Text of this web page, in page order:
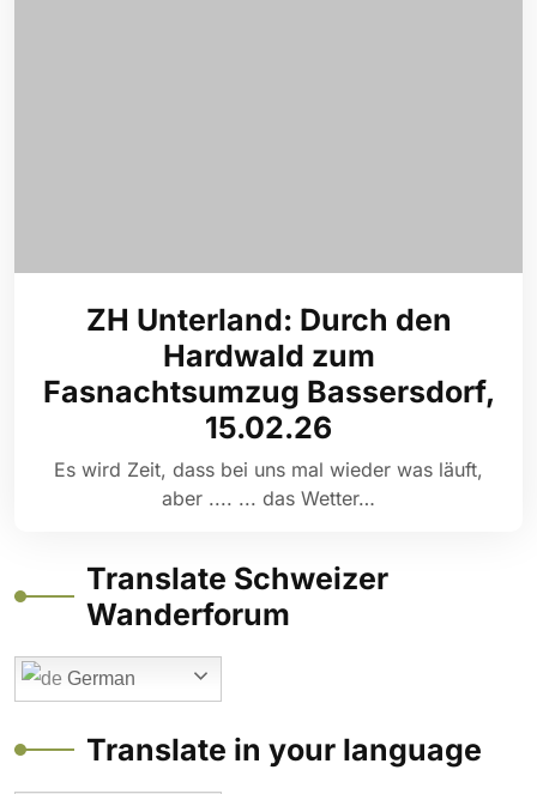
ZH Unterland: Durch den
Hardwald zum
Fasnachtsumzug Bassersdorf,
15.02.26
Es wird Zeit, dass bei uns mal wieder was läuft,
aber .... ... das Wetter…
Translate Schweizer
Wanderforum
German
Translate in your language